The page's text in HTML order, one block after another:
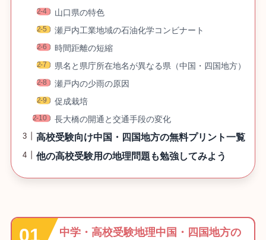
山口県の特色
瀬戸内工業地域の石油化学コンビナート
時間距離の短縮
県名と県庁所在地名が異なる県（中国・四国地方）
瀬戸内の少雨の原因
促成栽培
長大橋の開通と交通手段の変化
高校受験向け中国・四国地方の無料プリント一覧
他の高校受験用の地理問題も勉強してみよう
中学・高校受験地理中国・四国地方の